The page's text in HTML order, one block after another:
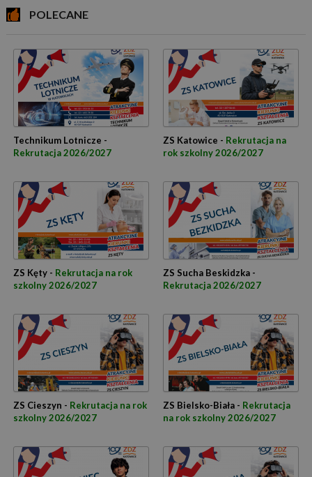
POLECANE
Technikum Lotnicze -
Rekrutacja 2026/2027
ZS Katowice - Rekrutacja na
rok szkolny 2026/2027
ZS Kęty - Rekrutacja na rok
szkolny 2026/2027
ZS Sucha Beskidzka -
Rekrutacja 2026/2027
ZS Cieszyn - Rekrutacja na rok
szkolny 2026/2027
ZS Bielsko-Biała - Rekrutacja
na rok szkolny 2026/2027